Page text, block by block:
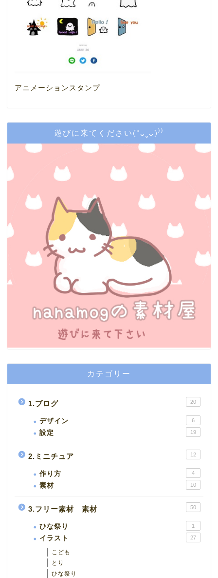
アニメーションスタンプ
遊びに来てください(*ᴗˬᴗ)⁾⁾
カテゴリー
1.ブログ 20
デザイン 6
設定 19
2.ミニチュア 12
作り方 4
素材 10
3.フリー素材 素材 50
ひな祭り 1
イラスト 27
こども
とり
ひな祭り